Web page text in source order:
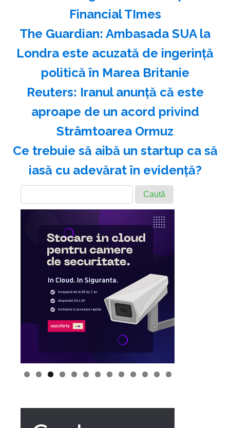
Financial TImes
The Guardian: Ambasada SUA la
Londra este acuzată de ingerinţă
politică în Marea Britanie
Reuters: Iranul anunţă că este
aproape de un acord privind
Strâmtoarea Ormuz
Ce trebuie să aibă un startup ca să
iasă cu adevărat în evidență?